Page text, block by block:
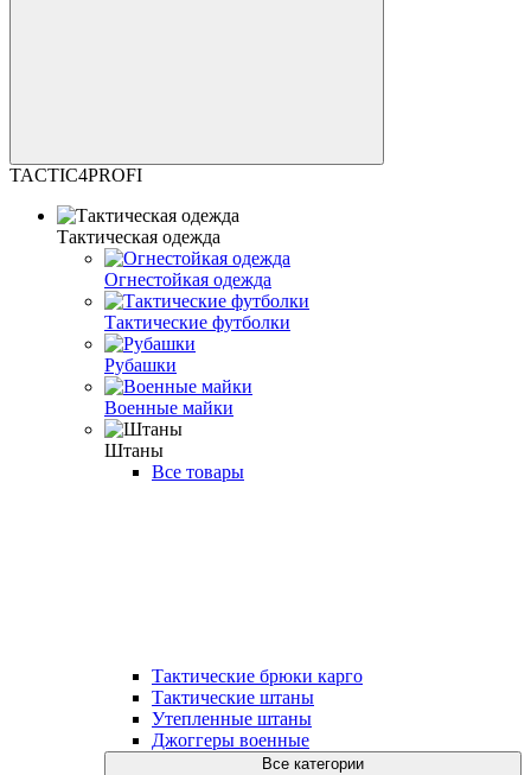
TACTIC4PROFI
Тактическая одежда
Огнестойкая одежда
Тактические футболки
Рубашки
Военные майки
Штаны
Все товары
Тактические брюки карго
Тактические штаны
Утепленные штаны
Джоггеры военные
Все категории